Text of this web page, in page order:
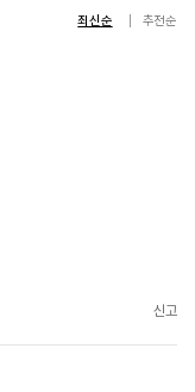
최신순 추천순
신고